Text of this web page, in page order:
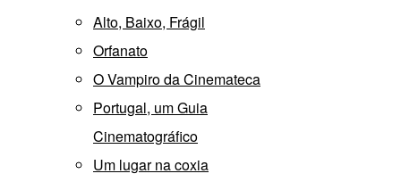
Alto, Baixo, Frágil
Orfanato
O Vampiro da Cinemateca
Portugal, um Guia
Cinematográfico
Um lugar na coxia